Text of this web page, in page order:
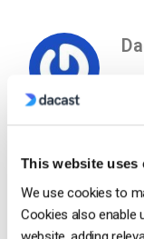
This website uses
We use cookies to
Cookies also enable
Free 14-Day